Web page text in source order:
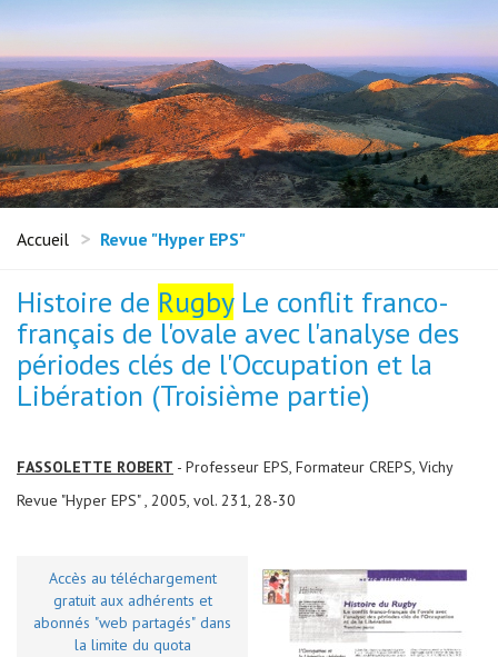
Accueil Revue "Hyper EPS"
Histoire de RugbyLe conflit franco-
français de l'ovale avec l'analyse des
périodes clés de l'Occupation et la
Libération (Troisième partie)
FASSOLETTE ROBERT - Professeur EPS, Formateur CREPS, Vichy
Revue "Hyper EPS" , 2005, vol. 231, 28-30
Accès au téléchargement
gratuit aux adhérents et
abonnés "web partagés" dans
la limite du quota